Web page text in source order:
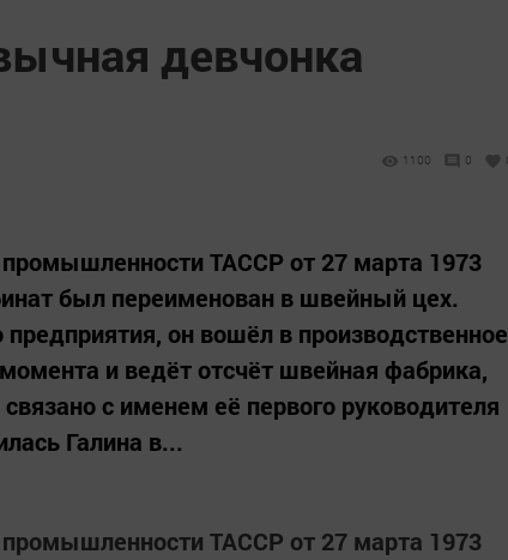
девчонка
1100 0
ТАССР от 27 марта 1973
был переименован в швейный цех.
предприятия, он вошёл в производственное
и ведёт отсчёт швейная фабрика,
с именем её первого руководителя
Галина в...
ТАССР от 27 марта 1973